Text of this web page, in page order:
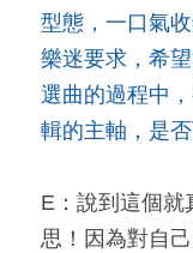
型態，一口氣
樂迷要求，希
選曲的過程中
輯的主軸，是
E：說到這個就
思！因為對自